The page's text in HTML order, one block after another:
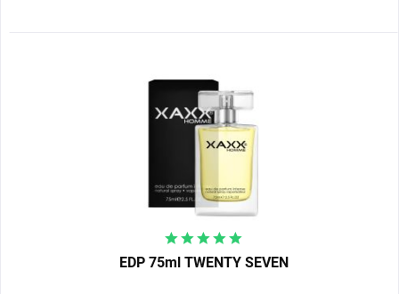
EDP 75ml TWENTY SEVEN